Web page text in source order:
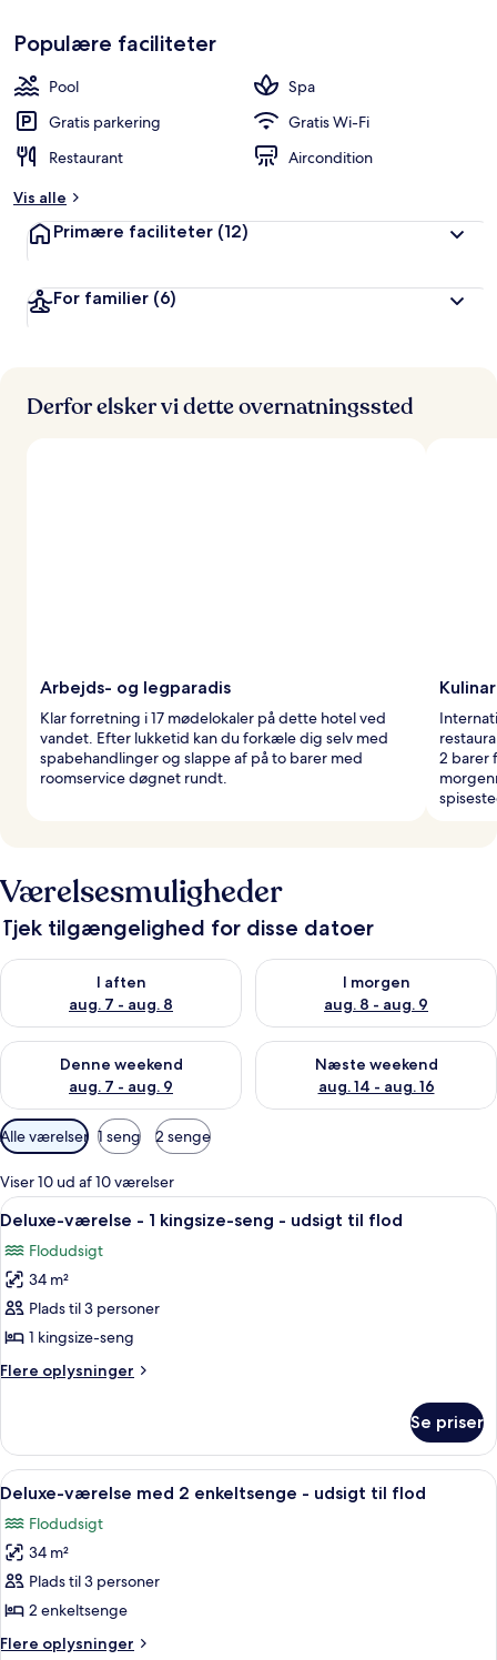
Gæstefavoritter
a
f
d
e
Populære faciliteter
Pool
Spa
Gratis parkering
Gratis Wi-Fi
Restaurant
Aircondition
Vis alle
Primære faciliteter (12)
For familier (6)
Derfor elsker vi dette overnatningssted
Arbejds- og legparadis
Klar forretning i 17 mødelokaler på dette hotel ved
vandet. Efter lukketid kan du forkæle dig selv med
spabehandlinger og slappe af på to barer med
roomservice døgnet rundt.
2 barer
Værelsesmuligheder
Tjek tilgængelighed for disse datoer
I aften
aug. 7 - aug. 8
Tjek tilgængelighed for i aften aug. 7 - aug. 8
I morgen
aug. 8 - aug. 9
Tjek tilgængelighed for i
Denne weekend
aug. 7 - aug. 9
Tjek tilgængelighed for denne weekend aug. 7 - aug. 9
Næste weekend
aug. 14 - aug. 16
Tjek tilgængelighed for næste
Tilgængelige
filtre
for
værelser
Alle værelser 1 seng 2 senge
Viser 10 ud af 10 værelser
Indlæs
alle
billeder
af
Deluxe-
værelse
-
1
seng
udsigt
til
flod
Et hotelværelse med en stor seng,
6
Deluxe-værelse - 1 kingsize-seng - udsigt til flod
Flodudsigt
34 m²
Plads til 3 personer
1 kingsize-seng
Flere oplysninger
Flere
værelse
1
seng
til
flod
Se priser
Indlæs
alle
billeder
af
Deluxe-
værelse
med
Et hotelværelse med byudsigt, to
6
Deluxe-værelse med 2 enkeltsenge - udsigt til flod
Flodudsigt
34 m²
Plads til 3 personer
2 enkeltsenge
Flere oplysninger
Flere